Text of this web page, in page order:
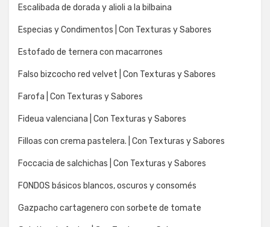
Escalibada de dorada y alioli a la bilbaina
Especias y Condimentos | Con Texturas y Sabores
Estofado de ternera con macarrones
Falso bizcocho red velvet | Con Texturas y Sabores
Farofa | Con Texturas y Sabores
Fideua valenciana | Con Texturas y Sabores
Filloas con crema pastelera. | Con Texturas y Sabores
Foccacia de salchichas | Con Texturas y Sabores
FONDOS básicos blancos, oscuros y consomés
Gazpacho cartagenero con sorbete de tomate